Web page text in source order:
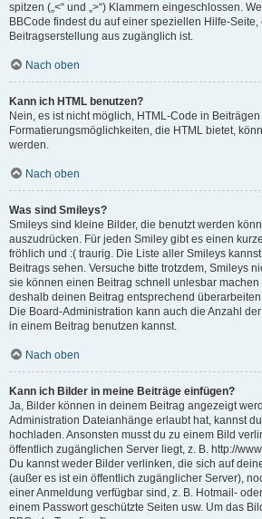
spitzen („<“ und „>“) Klammern eingeschlossen.
BBCode findest du auf einer speziellen Hilfe-
Beitragserstellung aus zugänglich ist.
Nach oben
Kann ich HTML benutzen?
Nein, es ist nicht möglich, HTML-Code in
Formatierungsmöglichkeiten, die HTML bietet,
werden.
Nach oben
Was sind Smileys?
Smileys sind kleine Bilder, die benutzt werden
auszudrücken. Für jeden Smiley gibt es einen
fröhlich und :( traurig. Die Liste aller Smileys
Beitrags sehen. Versuche bitte trotzdem, Smileys
sie können einen Beitrag schnell unlesbar
deshalb deinen Beitrag entsprechend
Die Board-Administration kann auch die Anzahl
in einem Beitrag benutzen kannst.
Nach oben
Kann ich Bilder in meine Beiträge einfügen?
Ja, Bilder können in deinem Beitrag angezeigt
Administration Dateianhänge erlaubt hat, kannst
hochladen. Ansonsten musst du zu einem Bild
öffentlich zugänglichen Server liegt, z. B. http://
Du kannst weder Bilder verlinken, die sich auf
(außer es ist ein öffentlich zugänglicher Server),
einer Anmeldung verfügbar sind, z. B. Hotmail-
einem Passwort geschützte Seiten usw. Um das